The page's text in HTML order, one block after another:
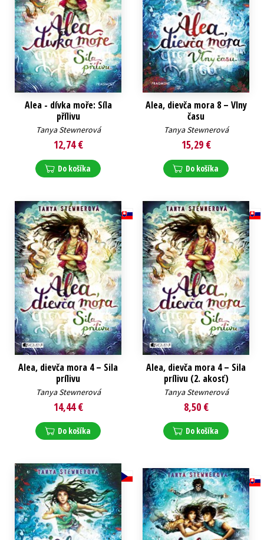
Alea - dívka moře: Síla
přílivu
Tanya Stewnerová
12,74 €
Do košíka
Alea, dievča mora 8 – Vlny
času
Tanya Stewnerová
15,29 €
Do košíka
Alea, dievča mora 4 – Sila
prílivu
Tanya Stewnerová
14,44 €
Do košíka
Alea, dievča mora 4 – Sila
prílivu (2. akosť)
Tanya Stewnerová
8,50 €
Do košíka